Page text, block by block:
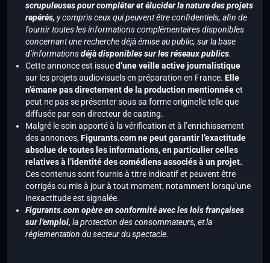
scrupuleuses pour compléter et élucider la nature des projets
repérés, y compris ceux qui peuvent être confidentiels, afin de
fournir toutes les informations complémentaires disponibles
concernant une recherche déjà émise au public, sur la base
d’informationsdéjà disponibles sur les réseaux publics.
Cette annonce est issued’une veille active journalistique
sur les projets audiovisuels en préparation en France. Elle
n’émane pas directement de la production mentionnéeet
peut ne pas se présenter sous sa forme originelle telle que
diffusée par son directeur de casting.
Malgré le soin apporté à la vérification et à l’enrichissement
des annonces,Figurants.com ne peut garantir l’exactitude
absolue de toutes les informations, en particulier celles
relatives à l’identité des comédiens associés à un projet.
Ces contenus sont fournis à titre indicatif et peuvent être
corrigés ou mis à jour à tout moment, notamment lorsqu’une
inexactitude est signalée.
Figurants.com opère en conformité avec les lois françaises
sur l’emploi, la protection des consommateurs, et la
réglementation du secteur du spectacle.